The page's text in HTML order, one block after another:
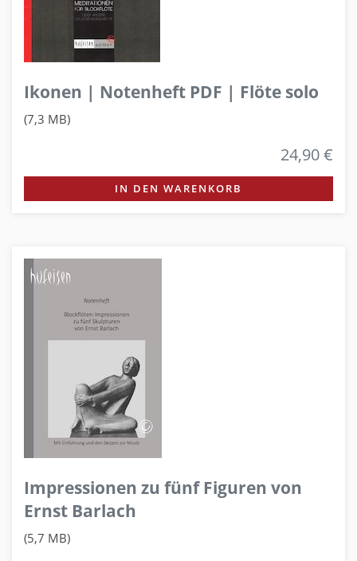
Ikonen | Notenheft PDF | Flöte solo
(7,3 MB)
24,90 €
IN DEN WARENKORB
Impressionen zu fünf Figuren von
Ernst Barlach
(5,7 MB)